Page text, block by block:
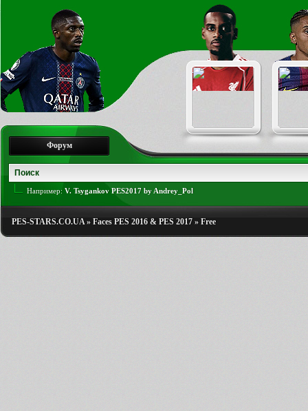
Форум
Например: V. Tsygankov PES2017 by Andrey_Pol
PES-STARS.CO.UA» Faces PES 2016 & PES 2017 » Free